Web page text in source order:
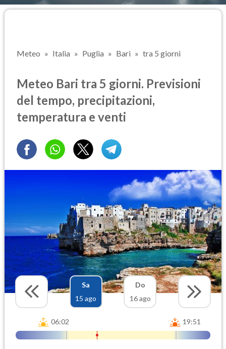
Meteo Italia Puglia Bari tra 5 giorni
Meteo Bari tra 5 giorni. Previsioni
del tempo, precipitazioni,
temperatura e venti
Sa
15 ago
Do
16 ago
06:02 19:51